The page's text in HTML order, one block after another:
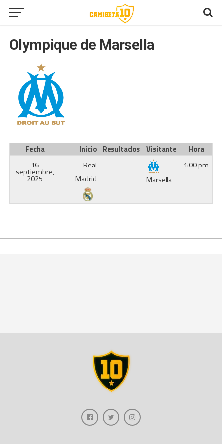
Olympique de Marsella
Fecha Inicio Resultados Visitante
Hora
16
septiembre,
2025
Real
Madrid
-
Marsella
1:00 pm